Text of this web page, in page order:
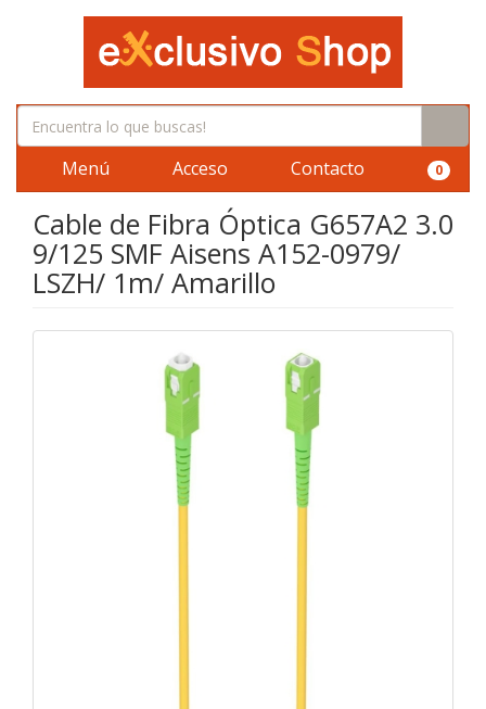
Menú Acceso Contacto 0
Cable de Fibra Óptica G657A2 3.0
9/125 SMF Aisens A152-0979/
LSZH/ 1m/ Amarillo